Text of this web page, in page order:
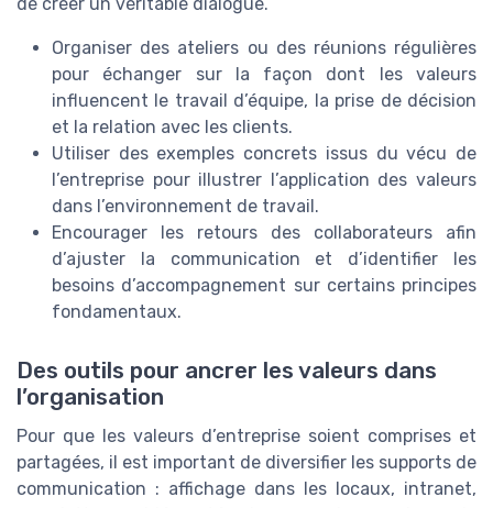
Organiser des ateliers ou des réunions régulières
pour échanger sur la façon dont les valeurs
influencent le travail d’équipe, la prise de décision
et la relation avec les clients.
Utiliser des exemples concrets issus du vécu de
l’entreprise pour illustrer l’application des valeurs
dans l’environnement de travail.
Encourager les retours des collaborateurs afin
d’ajuster la communication et d’identifier les
besoins d’accompagnement sur certains principes
fondamentaux.
Des outils pour ancrer les valeurs dans
l’organisation
Pour que les valeurs d’entreprise soient comprises et
partagées, il est important de diversifier les supports de
communication : affichage dans les locaux, intranet,